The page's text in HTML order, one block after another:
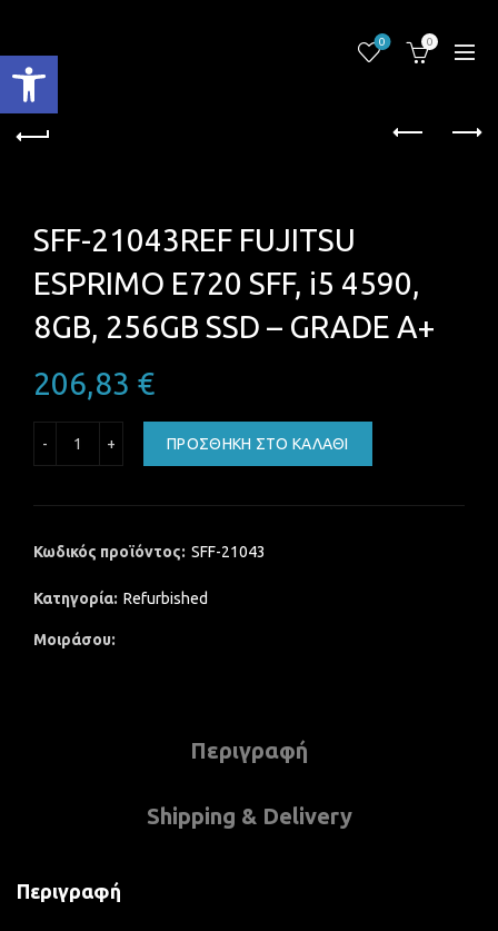
Ανοίξτε τη γραμμή εργαλείων
0 0
SFF-21043REF FUJITSU
ESPRIMO E720 SFF, i5 4590,
8GB, 256GB SSD – GRADE A+
206,83 €
ΠΡΟΣΘΉΚΗ ΣΤΟ ΚΑΛΆΘΙ
Κωδικός προϊόντος: SFF-21043
Κατηγορία: Refurbished
Μοιράσου
Περιγραφή
Shipping & Delivery
Περιγραφή